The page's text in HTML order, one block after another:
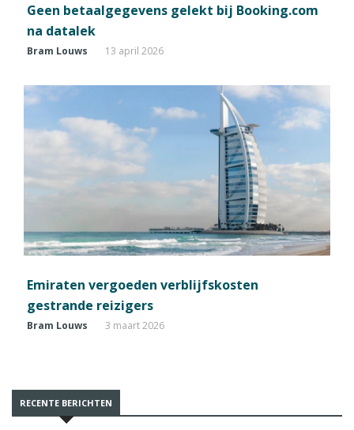
Geen betaalgegevens gelekt bij Booking.com
na datalek
Bram Louws 13 april 2026
Emiraten vergoeden verblijfskosten
gestrande reizigers
Bram Louws 3 maart 2026
RECENTE BERICHTEN